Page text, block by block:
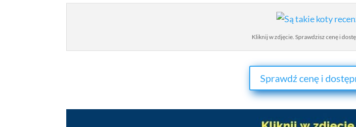
Kliknij w zdjęcie. Sprawdzisz cenę i
Sprawdź cenę i